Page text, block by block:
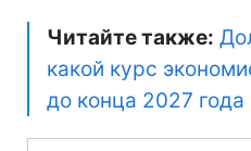
Читайте также:
какой курс
до конца 2027 года